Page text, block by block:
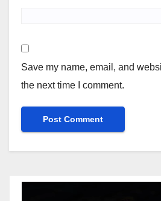
Save my name, email, and
the next time I comment.